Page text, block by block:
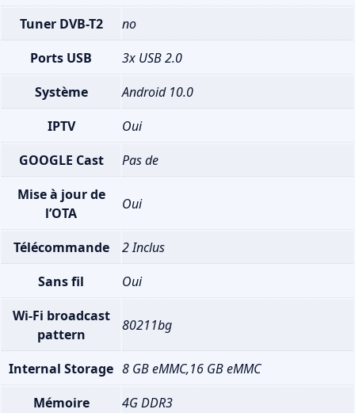
Tuner DVB-T2
no
Ports USB
3x USB 2.0
Système
Android 10.0
IPTV
Oui
GOOGLE Cast
Pas de
Mise à jour de
l’OTA
Oui
Télécommande
2 Inclus
Sans fil
Oui
Wi-Fi broadcast
pattern
80211bg
Internal Storage 8 GB eMMC,16 GB eMMC
Mémoire
4G DDR3